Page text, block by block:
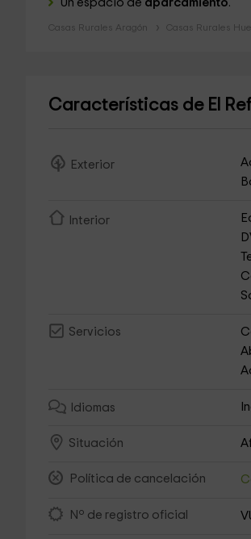
Un espacio de aparcamiento.
Casas Rurales Aragón Casas Rurales
Características de El
Exterior
Interior
Servicios
Idiomas
Situación
Política de cancelación
Nº de registro oficial